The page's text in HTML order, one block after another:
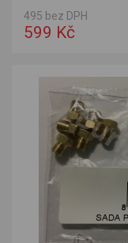
495 bez DPH
599 Kč